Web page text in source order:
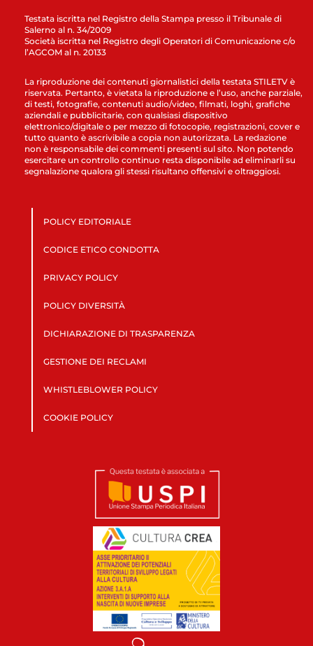
Testata iscritta nel Registro della Stampa presso il Tribunale di
Salerno al n. 34/2009
Società iscritta nel Registro degli Operatori di Comunicazione c/o
l’AGCOM al n. 20133
La riproduzione dei contenuti giornalistici della testata STILETV è
riservata. Pertanto, è vietata la riproduzione e l’uso, anche parziale,
di testi, fotografie, contenuti audio/video, filmati, loghi, grafiche
aziendali e pubblicitarie, con qualsiasi dispositivo
elettronico/digitale o per mezzo di fotocopie, registrazioni, cover e
tutto quanto è ascrivibile a copia non autorizzata. La redazione
non è responsabile dei commenti presenti sul sito. Non potendo
esercitare un controllo continuo resta disponibile ad eliminarli su
segnalazione qualora gli stessi risultano offensivi e oltraggiosi.
POLICY EDITORIALE
CODICE ETICO CONDOTTA
PRIVACY POLICY
POLICY DIVERSITÀ
DICHIARAZIONE DI TRASPARENZA
GESTIONE DEI RECLAMI
WHISTLEBLOWER POLICY
COOKIE POLICY